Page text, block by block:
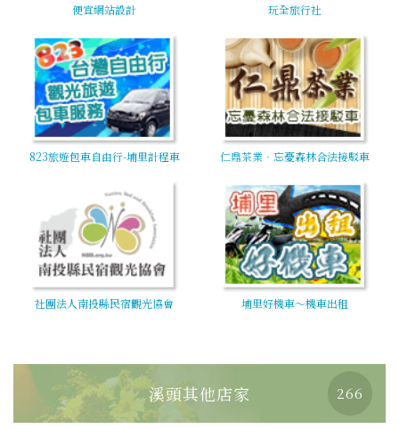
便宜網站設計 玩全旅行社
823旅遊包車自由行-埔里計程車 仁鼎茶業‧忘憂森林合法接駁車
社團法人南投縣民宿觀光協會 埔里好機車～機車出租
溪頭其他店家 266